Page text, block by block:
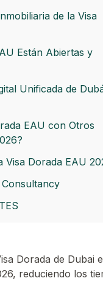
de la Visa
Están Abiertas y
Unificada de
EAU con Otros
Visa Dorada EAU
Dorada de Dubai
reduciendo los